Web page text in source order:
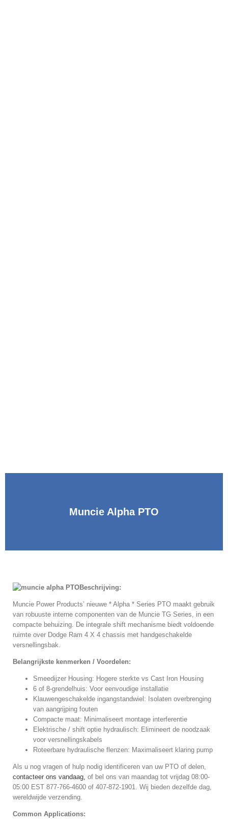
Muncie Alpha PTO
Beschrijving:
Muncie Power Products’ nieuwe * Alpha * Series PTO maakt gebruik
van robuuste interne componenten van de Muncie TG Series, in een
compacte behuizing. De integrale shift mechanisme biedt voldoende
ruimte over Dodge Ram 4 X 4 chassis met handgeschakelde
versnellingsbak.
Belangrijkste kenmerken / Voordelen:
Smeedijzer Housing: Hogere sterkte vs Cast Iron Housing
6 of 8-grendelhuis: Voor eenvoudige installatie
Klauwengeschakelde ingangstandwiel: Isolaten overbrenging
van aangrijping fouten
Compacte maat: Minimaliseert montage interferentie
Elektrische / shift optie hydraulisch: Elimineert de noodzaak
voor versnellingskabels
Roteerbare hydraulische flenzen: Maximaliseert klaring pump
Als u nog vragen of hulp nodig identificeren van uw PTO of delen,
contacteer ons vandaag, of bel ons van maandag tot vrijdag 08:00-
05:00 EST 877-766-4600 of 407-872-1901. Wij bieden dezelfde dag,
wereldwijde verzending.
Common Applications: